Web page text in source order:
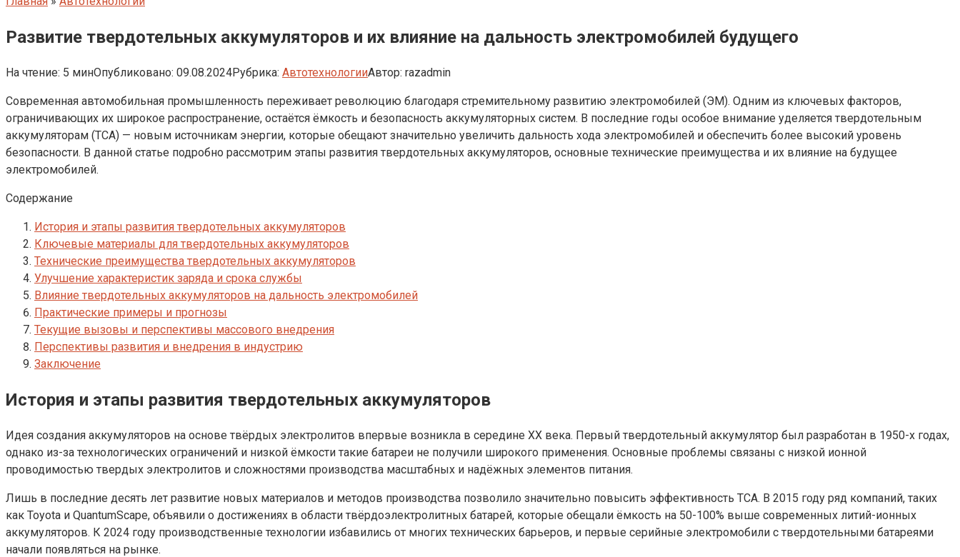
Развитие твердотельных аккумуляторов и их влияние на дальность электромобилей будущего
На чтение: 5 минОпубликовано: 09.08.2024Рубрика: АвтотехнологииАвтор: razadmin
Современная автомобильная промышленность переживает революцию благодаря стремительному развитию электромобилей (ЭМ). Одним из ключевых факторов,
ограничивающих их широкое распространение, остаётся ёмкость и безопасность аккумуляторных систем. В последние годы особое внимание уделяется твердотельным
аккумуляторам (ТСА) — новым источникам энергии, которые обещают значительно увеличить дальность хода электромобилей и обеспечить более высокий уровень
безопасности. В данной статье подробно рассмотрим этапы развития твердотельных аккумуляторов, основные технические преимущества и их влияние на будущее
электромобилей.
Содержание
История и этапы развития твердотельных аккумуляторов
Ключевые материалы для твердотельных аккумуляторов
Технические преимущества твердотельных аккумуляторов
Улучшение характеристик заряда и срока службы
Влияние твердотельных аккумуляторов на дальность электромобилей
Практические примеры и прогнозы
Текущие вызовы и перспективы массового внедрения
Перспективы развития и внедрения в индустрию
Заключение
История и этапы развития твердотельных аккумуляторов
Идея создания аккумуляторов на основе твёрдых электролитов впервые возникла в середине XX века. Первый твердотельный аккумулятор был разработан в 1950-х годах,
однако из-за технологических ограничений и низкой ёмкости такие батареи не получили широкого применения. Основные проблемы связаны с низкой ионной
проводимостью твердых электролитов и сложностями производства масштабных и надёжных элементов питания.
Лишь в последние десять лет развитие новых материалов и методов производства позволило значительно повысить эффективность ТСА. В 2015 году ряд компаний, таких
как Toyota и QuantumScape, объявили о достижениях в области твёрдоэлектролитных батарей, которые обещали ёмкость на 50-100% выше современных литий-ионных
аккумуляторов. К 2024 году производственные технологии избавились от многих технических барьеров, и первые серийные электромобили с твердотельными батареями
начали появляться на рынке.